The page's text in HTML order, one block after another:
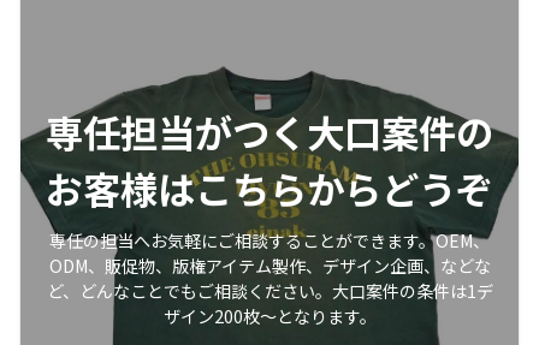
専任担当がつく大口案件の
お客様はこちらからどうぞ
専任の担当へお気軽にご相談することができます。OEM、
ODM、販促物、版権アイテム製作、デザイン企画、などな
ど、どんなことでもご相談ください。大口案件の条件は1デ
ザイン200枚〜となります。